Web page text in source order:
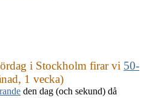
i Stockholm firar vi 50-
1 vecka)
den dag (och sekund) då